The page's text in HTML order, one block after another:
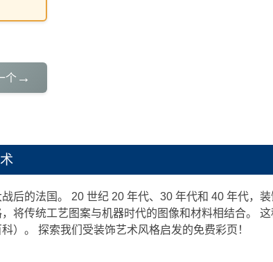
个 →
后的法国。 20 世纪 20 年代、30 年代和 40 年代，
将传统工艺图案与机器时代的图像和材料相结合。
）。 探索我们受装饰艺术风格启发的免费彩页！